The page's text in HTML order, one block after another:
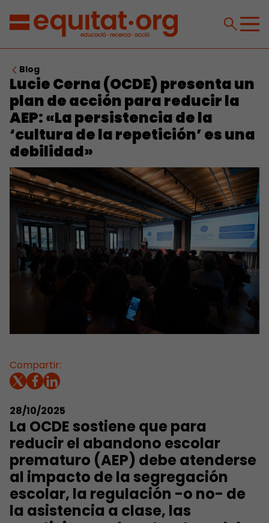
Blog
Lucie Cerna (OCDE) presenta un
plan de acción para reducir la
AEP: «La persistencia de la
‘cultura de la repetición’ es una
debilidad»
Compartir:
28/10/2025
La OCDE sostiene que para
reducir el abandono escolar
prematuro (AEP) debe atenderse
al impacto de la segregación
escolar, la regulación -o no- de
la asistencia a clase, las